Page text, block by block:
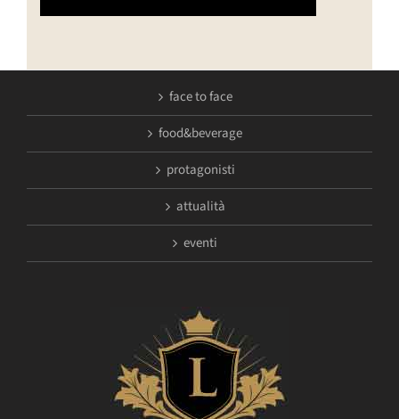
face to face
food&beverage
protagonisti
attualità
eventi